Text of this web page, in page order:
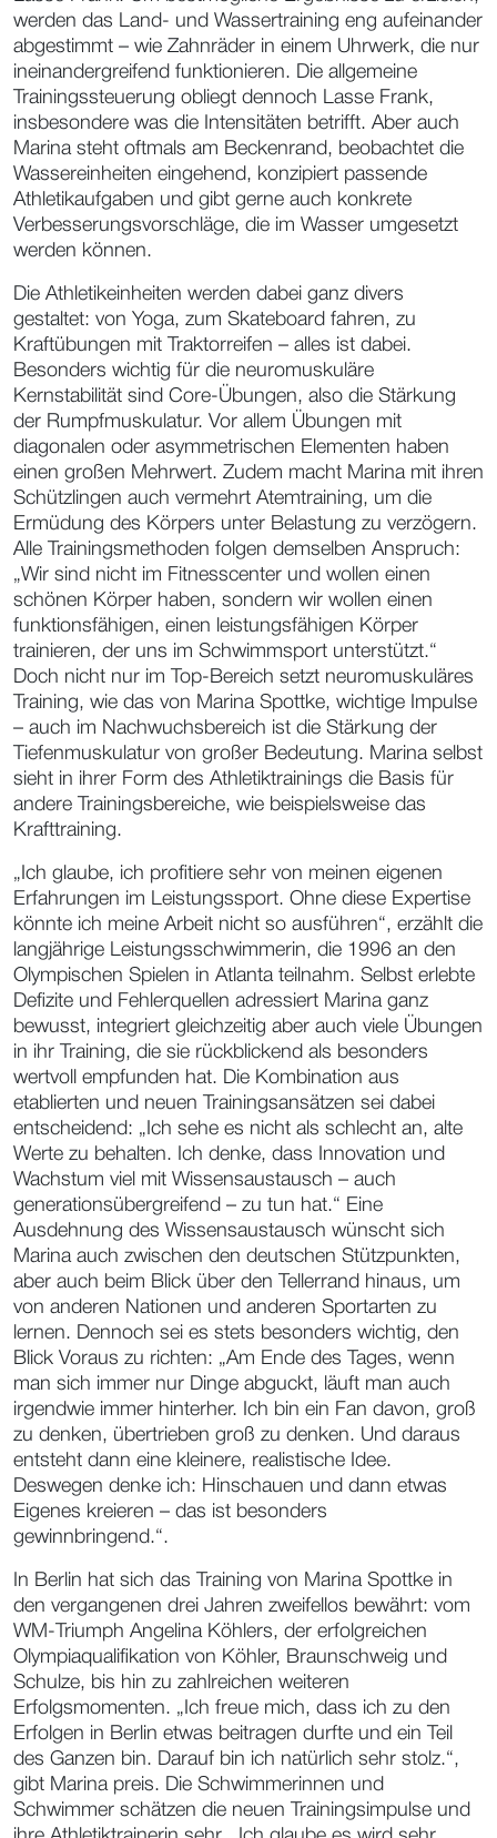
werden das Land- und Wassertraining eng aufeinander
abgestimmt – wie Zahnräder in einem Uhrwerk, die nur
ineinandergreifend funktionieren. Die allgemeine
Trainingssteuerung obliegt dennoch Lasse Frank,
insbesondere was die Intensitäten betrifft. Aber auch
Marina steht oftmals am Beckenrand, beobachtet die
Wassereinheiten eingehend, konzipiert passende
Athletikaufgaben und gibt gerne auch konkrete
Verbesserungsvorschläge, die im Wasser umgesetzt
werden können.
Die Athletikeinheiten werden dabei ganz divers
gestaltet: von Yoga, zum Skateboard fahren, zu
Kraftübungen mit Traktorreifen – alles ist dabei.
Besonders wichtig für die neuromuskuläre
Kernstabilität sind Core-Übungen, also die Stärkung
der Rumpfmuskulatur. Vor allem Übungen mit
diagonalen oder asymmetrischen Elementen haben
einen großen Mehrwert. Zudem macht Marina mit ihren
Schützlingen auch vermehrt Atemtraining, um die
Ermüdung des Körpers unter Belastung zu verzögern.
Alle Trainingsmethoden folgen demselben Anspruch:
„Wir sind nicht im Fitnesscenter und wollen einen
schönen Körper haben, sondern wir wollen einen
funktionsfähigen, einen leistungsfähigen Körper
trainieren, der uns im Schwimmsport unterstützt.“
Doch nicht nur im Top-Bereich setzt neuromuskuläres
Training, wie das von Marina Spottke, wichtige Impulse
– auch im Nachwuchsbereich ist die Stärkung der
Tiefenmuskulatur von großer Bedeutung. Marina selbst
sieht in ihrer Form des Athletiktrainings die Basis für
andere Trainingsbereiche, wie beispielsweise das
Krafttraining.
„Ich glaube, ich profitiere sehr von meinen eigenen
Erfahrungen im Leistungssport. Ohne diese Expertise
könnte ich meine Arbeit nicht so ausführen“, erzählt die
langjährige Leistungsschwimmerin, die 1996 an den
Olympischen Spielen in Atlanta teilnahm. Selbst erlebte
Defizite und Fehlerquellen adressiert Marina ganz
bewusst, integriert gleichzeitig aber auch viele Übungen
in ihr Training, die sie rückblickend als besonders
wertvoll empfunden hat. Die Kombination aus
etablierten und neuen Trainingsansätzen sei dabei
entscheidend: „Ich sehe es nicht als schlecht an, alte
Werte zu behalten. Ich denke, dass Innovation und
Wachstum viel mit Wissensaustausch – auch
generationsübergreifend – zu tun hat.“ Eine
Ausdehnung des Wissensaustausch wünscht sich
Marina auch zwischen den deutschen Stützpunkten,
aber auch beim Blick über den Tellerrand hinaus, um
von anderen Nationen und anderen Sportarten zu
lernen. Dennoch sei es stets besonders wichtig, den
Blick Voraus zu richten: „Am Ende des Tages, wenn
man sich immer nur Dinge abguckt, läuft man auch
irgendwie immer hinterher. Ich bin ein Fan davon, groß
zu denken, übertrieben groß zu denken. Und daraus
entsteht dann eine kleinere, realistische Idee.
Deswegen denke ich: Hinschauen und dann etwas
Eigenes kreieren – das ist besonders
gewinnbringend.“.
In Berlin hat sich das Training von Marina Spottke in
den vergangenen drei Jahren zweifellos bewährt: vom
WM-Triumph Angelina Köhlers, der erfolgreichen
Olympiaqualifikation von Köhler, Braunschweig und
Schulze, bis hin zu zahlreichen weiteren
Erfolgsmomenten. „Ich freue mich, dass ich zu den
Erfolgen in Berlin etwas beitragen durfte und ein Teil
des Ganzen bin. Darauf bin ich natürlich sehr stolz.“,
gibt Marina preis. Die Schwimmerinnen und
Schwimmer schätzen die neuen Trainingsimpulse und